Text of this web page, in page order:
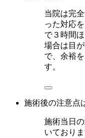
当院は完
った対応
で３時間
場合は目
で、余裕
す。
施術後の注意点
施術当日
いており